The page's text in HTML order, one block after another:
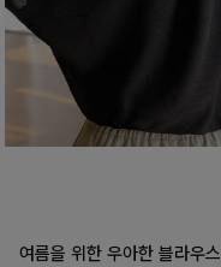
여름을 위한 우아한 블라우스